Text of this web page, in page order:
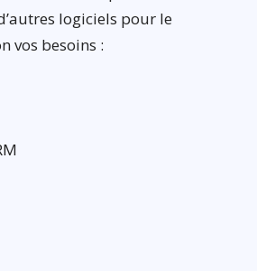
logiciels pour le
vos besoins :